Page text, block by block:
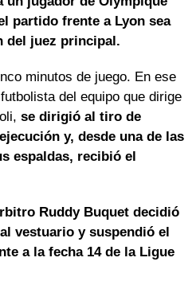
partido frente a Lyon sea
del juez principal.
minutos de juego. En ese
del equipo que dirige
se dirigió al tiro de
y, desde una de las
espaldas, recibió el
Ruddy Buquet decidió
vestuario y suspendió el
a la fecha 14 de la Ligue